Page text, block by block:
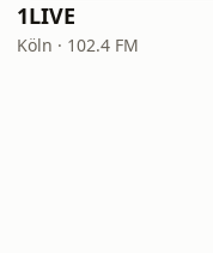
1LIVE
Köln · 102.4 FM